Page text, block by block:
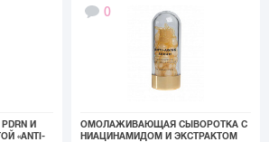
И
«ANTI-
ОМОЛАЖИВАЮЩАЯ СЫВОРОТКА С
НИАЦИНАМИДОМ И ЭКСТРАКТОМ
0